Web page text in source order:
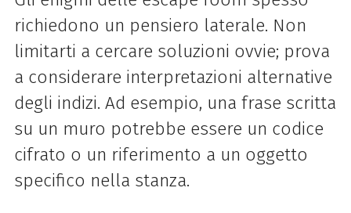
richiedono un pensiero laterale. Non
limitarti a cercare soluzioni ovvie; prova
a considerare interpretazioni alternative
degli indizi. Ad esempio, una frase scritta
su un muro potrebbe essere un codice
cifrato o un riferimento a un oggetto
specifico nella stanza.